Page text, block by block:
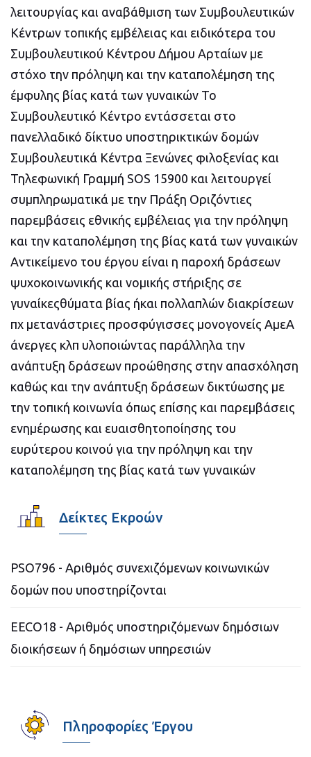
λειτουργίας και αναβάθμιση των Συμβουλευτικών
Κέντρων τοπικής εμβέλειας και ειδικότερα του
Συμβουλευτικού Κέντρου Δήμου Αρταίων με
στόχο την πρόληψη και την καταπολέμηση της
έμφυλης βίας κατά των γυναικών Το
Συμβουλευτικό Κέντρο εντάσσεται στο
πανελλαδικό δίκτυο υποστηρικτικών δομών
Συμβουλευτικά Κέντρα Ξενώνες φιλοξενίας και
Τηλεφωνική Γραμμή SOS 15900 και λειτουργεί
συμπληρωματικά με την Πράξη Οριζόντιες
παρεμβάσεις εθνικής εμβέλειας για την πρόληψη
και την καταπολέμηση της βίας κατά των γυναικών
Αντικείμενο του έργου είναι η παροχή δράσεων
ψυχοκοινωνικής και νομικής στήριξης σε
γυναίκεςθύματα βίας ήκαι πολλαπλών διακρίσεων
πχ μετανάστριες προσφύγισσες μονογονείς ΑμεΑ
άνεργες κλπ υλοποιώντας παράλληλα την
ανάπτυξη δράσεων προώθησης στην απασχόληση
καθώς και την ανάπτυξη δράσεων δικτύωσης με
την τοπική κοινωνία όπως επίσης και παρεμβάσεις
ενημέρωσης και ευαισθητοποίησης του
ευρύτερου κοινού για την πρόληψη και την
καταπολέμηση της βίας κατά των γυναικών
Δείκτες Εκροών
PSO796 - Αριθμός συνεχιζόμενων κοινωνικών
δομών που υποστηρίζονται
EECO18 - Αριθμός υποστηριζόμενων δημόσιων
διοικήσεων ή δημόσιων υπηρεσιών
Πληροφορίες Έργου